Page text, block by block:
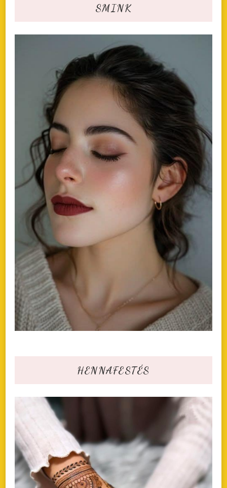
SMINK
HENNAFESTÉS